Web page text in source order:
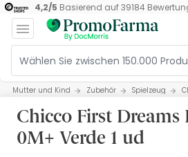
4,2/5 Basierend auf39184
Mutter und Kind Zubehör Spielzeug
Chicco First Dreams
0M+ Verde 1 ud